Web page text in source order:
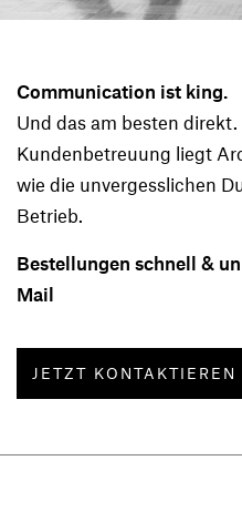
Communication ist king.
Und das am besten
Kundenbetreuung liegt
wie die unvergesslichen
Betrieb.
Bestellungen schnell &
Mail
JETZT KONTAKTIEREN